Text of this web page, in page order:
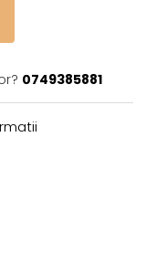
0749385881